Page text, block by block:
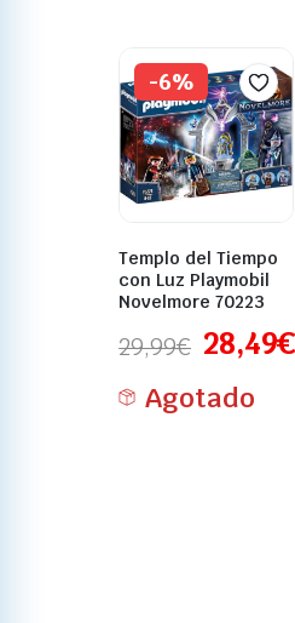
-6%
Templo del Tiempo
con Luz Playmobil
Novelmore 70223
29,99€ 28,49€
Agotado